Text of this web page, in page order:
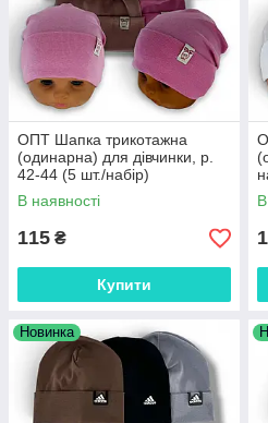
ОПТ Шапка трикотажна
(одинарна) для дівчинки, р.
42-44 (5 шт./набір)
В наявності
115 ₴
Купити
Новинка